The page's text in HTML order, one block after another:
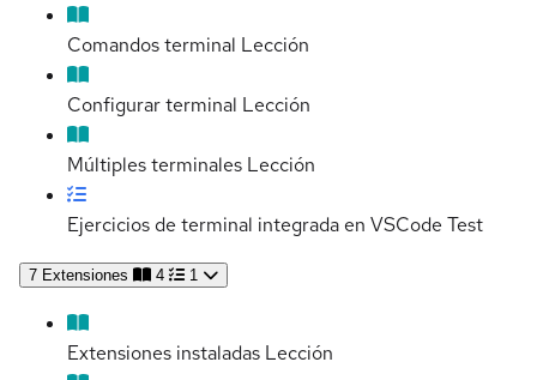
Comandos terminal Lección
Configurar terminal Lección
Múltiples terminales Lección
Ejercicios de terminal integrada en VSCode Test
7 Extensiones 4 1
Extensiones instaladas Lección